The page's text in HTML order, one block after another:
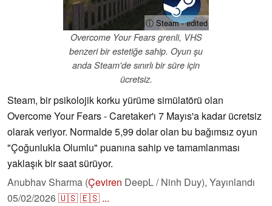
ⓘ Steam - edited
Overcome Your Fears grenli, VHS
benzeri bir estetiğe sahip. Oyun şu
anda Steam'de sınırlı bir süre için
ücretsiz.
Steam, bir psikolojik korku yürüme simülatörü olan
Overcome Your Fears - Caretaker'ı 7 Mayıs'a kadar ücretsiz
olarak veriyor. Normalde 5,99 dolar olan bu bağımsız oyun
"Çoğunlukla Olumlu" puanına sahip ve tamamlanması
yaklaşık bir saat sürüyor.
Anubhav Sharma (Çeviren DeepL / Ninh Duy), Yayınlandı
05/02/2026🇺🇸🇪🇸 ...